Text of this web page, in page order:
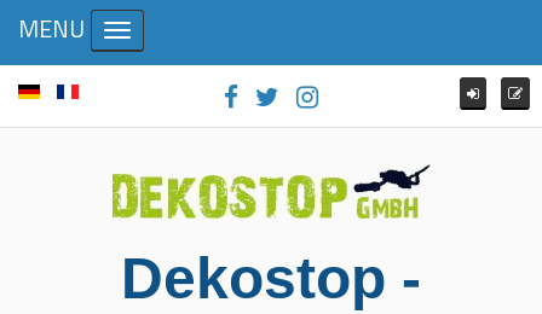
Dekostop -
MENU Toggle navigation